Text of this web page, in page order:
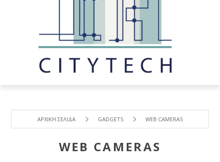
ΑΡΧΙΚΉ ΣΕΛΊΔΑ GADGETS WEB CAMERAS
WEB CAMERAS